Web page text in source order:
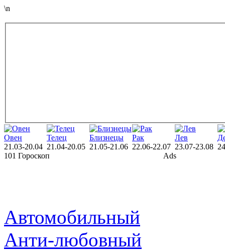
\n
Овен
21.03-20.04
Телец
21.04-20.05
Близнецы
21.05-21.06
Рак
22.06-22.07
Лев
23.07-23.08
101 Гороскоп
Автомобильный
Анти-любовный
Ads